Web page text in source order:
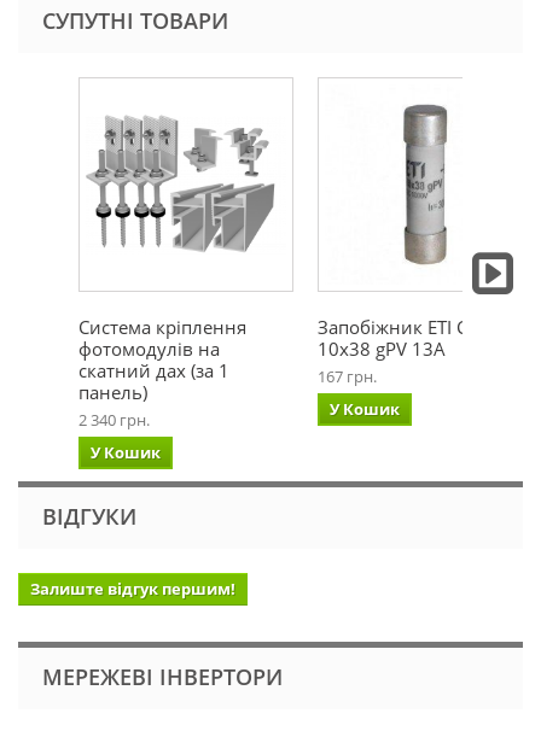
СУПУТНІ ТОВАРИ
Система кріплення
фотомодулів на
скатний дах (за 1
панель)
2 340 грн.
У Кошик
Запобіжник ETI CH
10x38 gPV 13A
167 грн.
У Кошик
ВІДГУКИ
Залиште відгук першим!
МЕРЕЖЕВІ ІНВЕРТОРИ